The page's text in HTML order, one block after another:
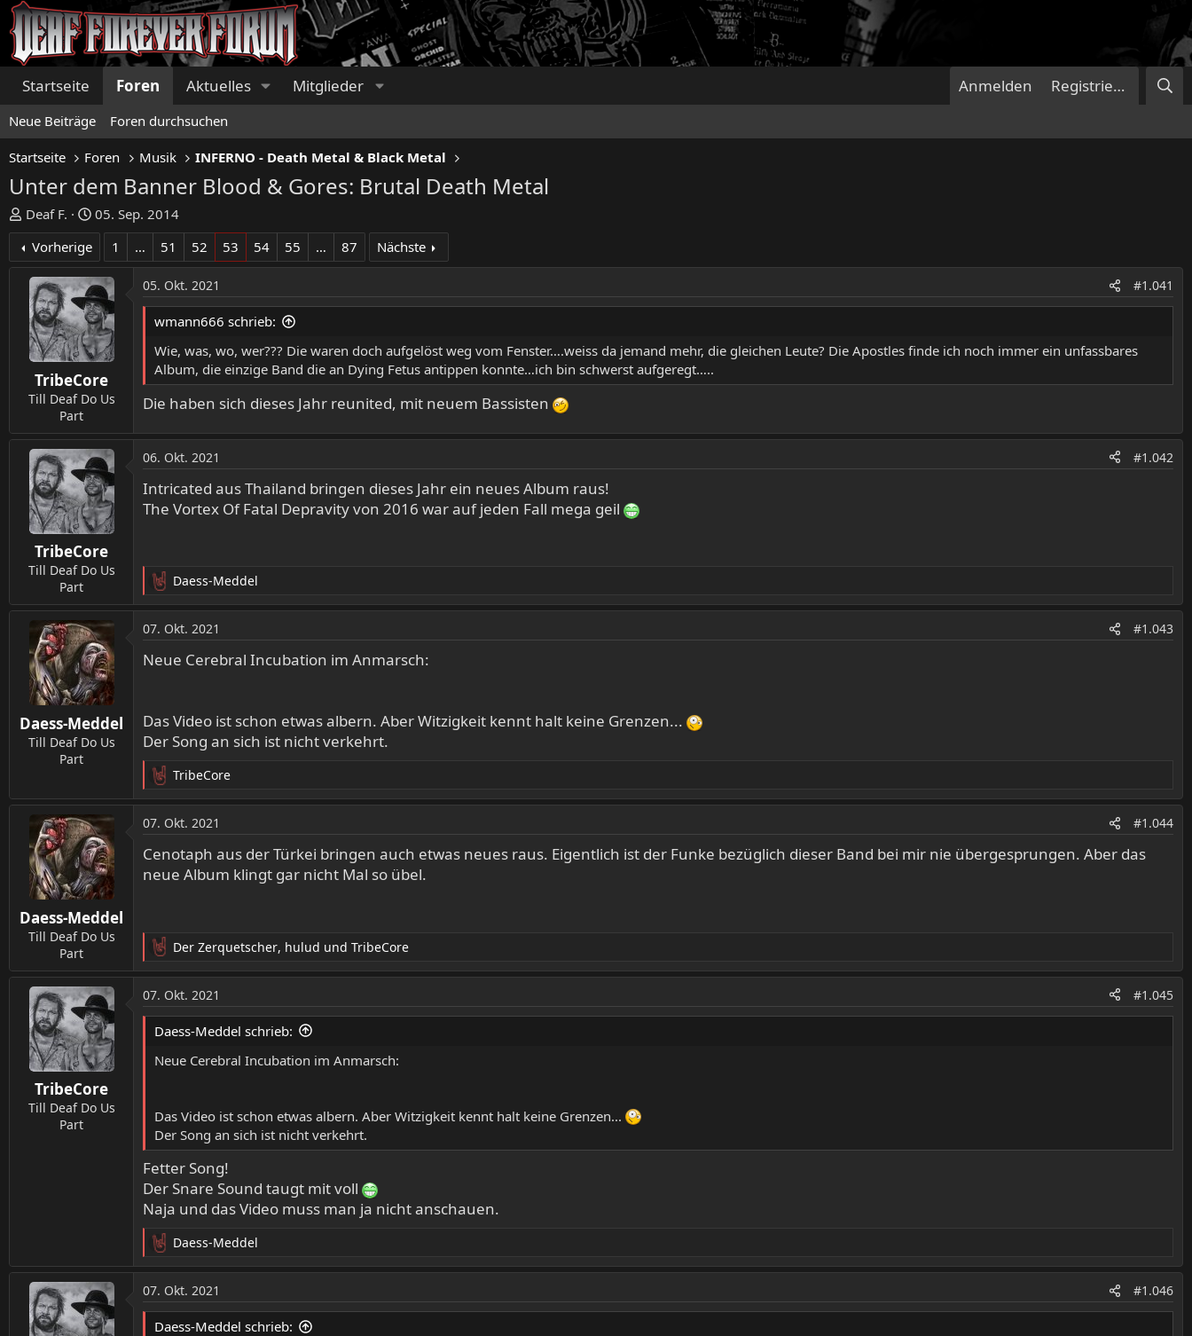
Startseite Foren Aktuelles Mitglieder Anmelden Registrieren
Neue Beiträge Foren durchsuchen
Startseite Foren Musik INFERNO - Death Metal & Black Metal
Unter dem Banner Blood & Gores: Brutal Death Metal
E
r
t
e
r
Deaf F.
E
r
t
e
l
l
t
a
m
05. Sep. 2014
Vorherige
1 … 51 52 53 54 55 … 87 Nächste
TribeCore
Till Deaf Do Us
Part
05. Okt. 2021 #1.041
wmann666 schrieb:
Wie, was, wo, wer??? Die waren doch aufgelöst weg vom Fenster….weiss da jemand mehr, die gleichen Leute? Die Apostles finde ich noch immer ein unfassbares
Album, die einzige Band die an Dying Fetus antippen konnte…ich bin schwerst aufgeregt…..
Die haben sich dieses Jahr reunited, mit neuem Bassisten
TribeCore
Till Deaf Do Us
Part
06. Okt. 2021 #1.042
Intricated aus Thailand bringen dieses Jahr ein neues Album raus!
The Vortex Of Fatal Depravity von 2016 war auf jeden Fall mega geil
R
e
a
k
t
e
n
Daess-Meddel
Daess-Meddel
Till Deaf Do Us
Part
07. Okt. 2021 #1.043
Neue Cerebral Incubation im Anmarsch:
Das Video ist schon etwas albern. Aber Witzigkeit kennt halt keine Grenzen...
Der Song an sich ist nicht verkehrt.
R
e
a
k
t
o
n
TribeCore
Daess-Meddel
Till Deaf Do Us
Part
07. Okt. 2021 #1.044
Cenotaph aus der Türkei bringen auch etwas neues raus. Eigentlich ist der Funke bezüglich dieser Band bei mir nie übergesprungen. Aber das
neue Album klingt gar nicht Mal so übel.
R
e
a
k
t
o
Der Zerquetscher, hulud und TribeCore
TribeCore
Till Deaf Do Us
Part
07. Okt. 2021 #1.045
Daess-Meddel schrieb:
Neue Cerebral Incubation im Anmarsch:
Das Video ist schon etwas albern. Aber Witzigkeit kennt halt keine Grenzen...
Der Song an sich ist nicht verkehrt.
Fetter Song!
Der Snare Sound taugt mit voll
Naja und das Video muss man ja nicht anschauen.
R
e
a
k
t
Daess-Meddel
07. Okt. 2021 #1.046
Daess-Meddel schrieb: